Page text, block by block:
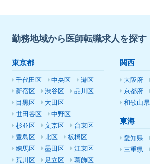
勤務地域から医師転職求人を探す
東京都
千代田区 中央区
港区
新宿区
渋谷区
品川区
目黒区
大田区
世田谷区
中野区
杉並区
文京区
台東区
豊島区
北区
板橋区
練馬区
墨田区
江東区
荒川区
足立区
葛飾区
関西
大阪府
京都府
和歌山県
東海
愛知県
三重県